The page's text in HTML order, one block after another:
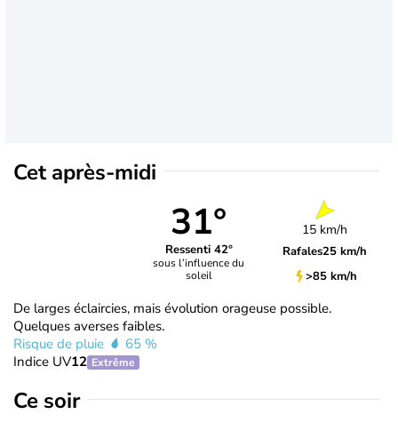
Cet après-midi
31°
Ressenti 42°
sous l’influence du
soleil
15 km/h
Rafales25 km/h
>85 km/h
De larges éclaircies, mais évolution orageuse possible.
Quelques averses faibles.
Risque de pluie
65 %
Indice UV12 Extrême
Ce soir